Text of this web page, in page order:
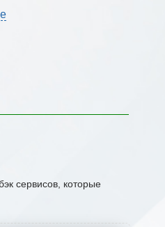
сервисов, которые